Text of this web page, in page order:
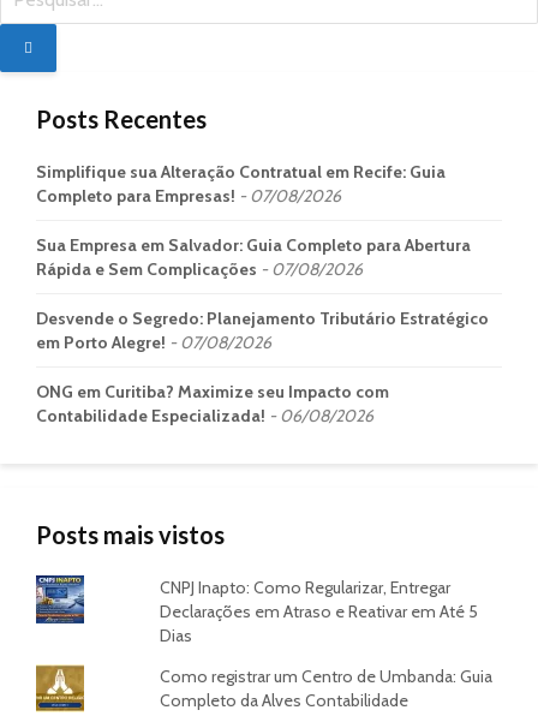
Posts Recentes
Simplifique sua Alteração Contratual em Recife: Guia
Completo para Empresas!
07/08/2026
Sua Empresa em Salvador: Guia Completo para Abertura
Rápida e Sem Complicações
07/08/2026
Desvende o Segredo: Planejamento Tributário Estratégico
em Porto Alegre!
07/08/2026
ONG em Curitiba? Maximize seu Impacto com
Contabilidade Especializada!
06/08/2026
Posts mais vistos
CNPJ Inapto: Como Regularizar, Entregar
Declarações em Atraso e Reativar em Até 5
Dias
Como registrar um Centro de Umbanda: Guia
Completo da Alves Contabilidade